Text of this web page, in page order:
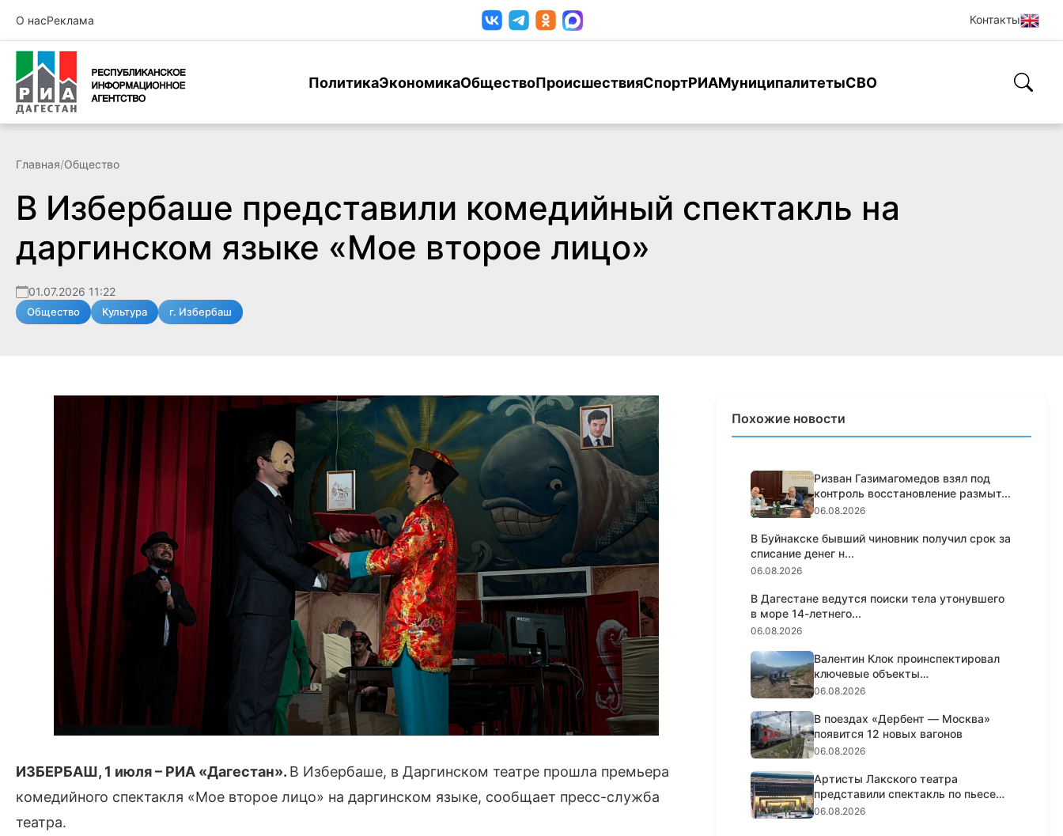
О насРеклама Контакты
ПолитикаЭкономикаОбществоПроисшествияСпортРИАМуниципалитетыСВО
Главная/Общество
В Избербаше представили комедийный спектакль на
даргинском языке «Мое второе лицо»
01.07.2026 11:22
Общество Культура г. Избербаш
ИЗБЕРБАШ, 1 июля – РИА «Дагестан». В Избербаше, в Даргинском театре прошла премьера
комедийного спектакля «Мое второе лицо» на даргинском языке, сообщает пресс-служба
театра.
Похожие новости
Ризван Газимагомедов взял под
контроль восстановление размыт...
06.08.2026
В Буйнакске бывший чиновник получил срок за
списание денег н...
06.08.2026
В Дагестане ведутся поиски тела утонувшего
в море 14-летнего...
06.08.2026
Валентин Клок проинспектировал
ключевые объекты
водоснабжени...
06.08.2026
В поездах «Дербент — Москва»
появится 12 новых вагонов
06.08.2026
Артисты Лакского театра
представили спектакль по пьесе
Шексп...
06.08.2026